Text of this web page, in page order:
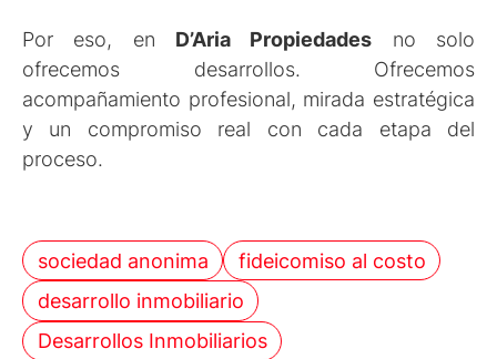
Por eso, en D’Aria Propiedades no solo
ofrecemos desarrollos. Ofrecemos
acompañamiento profesional, mirada estratégica
y un compromiso real con cada etapa del
proceso.
sociedad anonima
fideicomiso al costo
desarrollo inmobiliario
Desarrollos Inmobiliarios